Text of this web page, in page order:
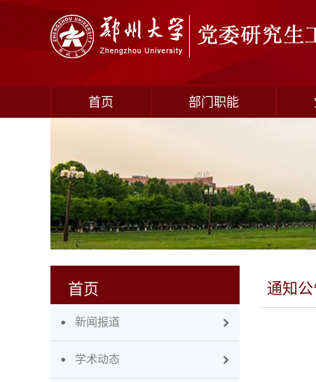
首页 部门职能
首页
新闻报道
学术动态
通知